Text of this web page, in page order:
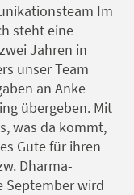
Im
steht eine
Jahren in
unser Team
an Anke
übergeben. Mit
was da kommt,
Gute für ihren
Dharma-
September wird